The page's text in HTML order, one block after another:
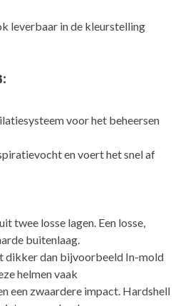
leverbaar in de kleurstelling
voor het beheersen
en voert het snel af
twee losse lagen. Een losse,
buitenlaag.
dikker dan bijvoorbeeld In-mold
helmen vaak
een zwaardere impact. Hardshell